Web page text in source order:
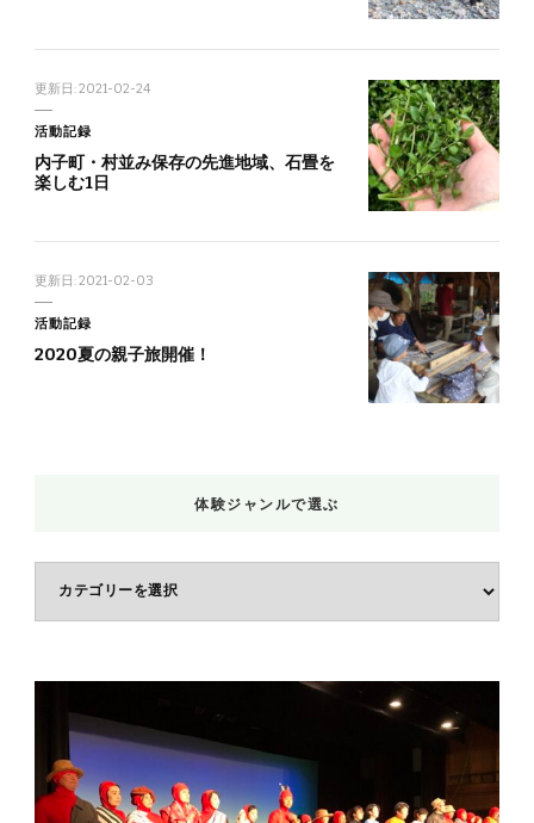
更新日:2021-02-24
活動記録
内子町・村並み保存の先進地域、石畳を
楽しむ1日
更新日:2021-02-03
活動記録
2020夏の親子旅開催！
体験ジャンルで選ぶ
ャ
で
選